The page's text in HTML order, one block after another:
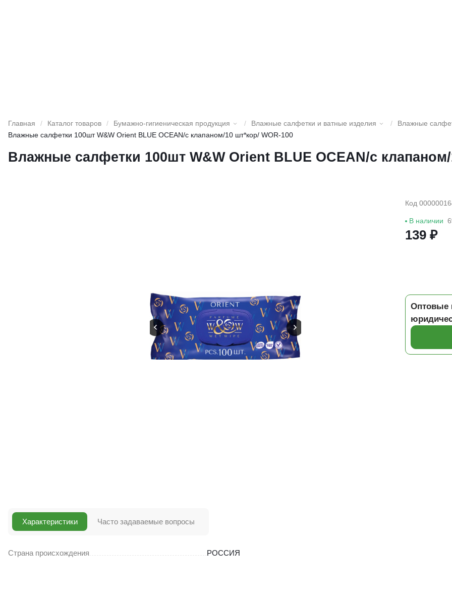
Главная / Каталог товаров / Бумажно-гигиеническая продукция / Влажные салфетки и ватные изделия / Влажные
Влажные салфетки 100шт W&W Orient BLUE OCEAN/с клапаном/10 шт*кор/ WOR-100
Влажные салфетки 100шт W&W Orient BLUE OCEAN/с
Код
В наличии
139 ₽
Оптовые
Характеристики
Страна происхождения РОССИЯ
Часто задаваемые вопросы